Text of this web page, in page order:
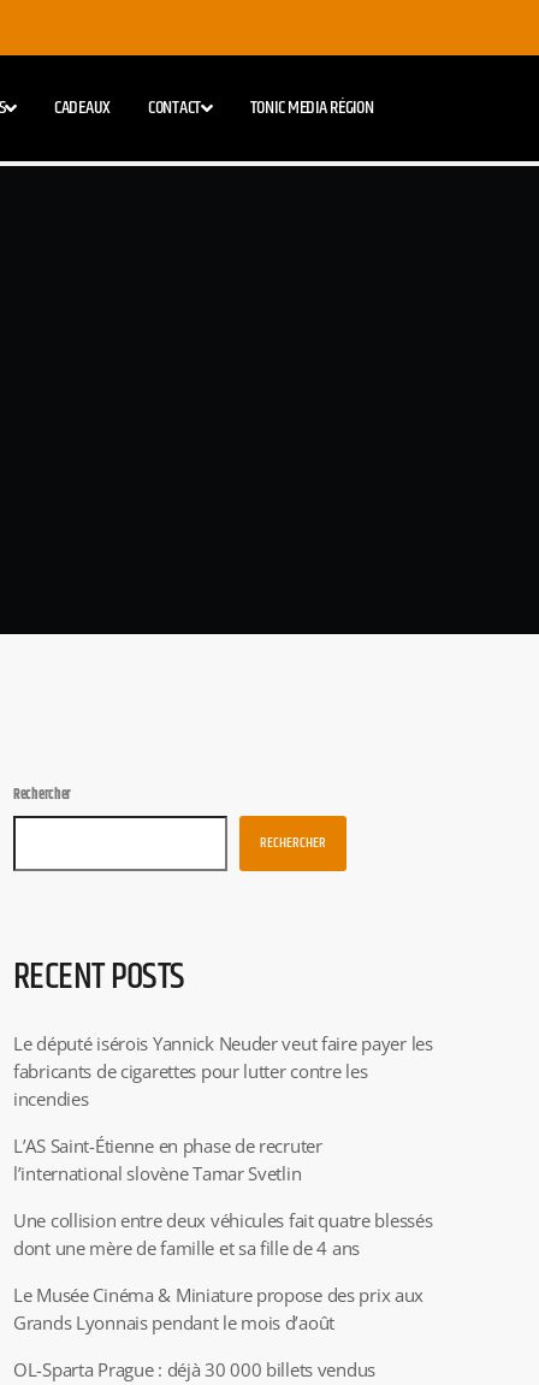
CADEAUX CONTACT TONIC MEDIA RÉGION
Rechercher
RECHERCHER
RECENT POSTS
Le député isérois Yannick Neuder veut faire payer les
fabricants de cigarettes pour lutter contre les
incendies
L’AS Saint-Étienne en phase de recruter
l’international slovène Tamar Svetlin
Une collision entre deux véhicules fait quatre blessés
dont une mère de famille et sa fille de 4 ans
Le Musée Cinéma & Miniature propose des prix aux
Grands Lyonnais pendant le mois d’août
OL-Sparta Prague : déjà 30 000 billets vendus